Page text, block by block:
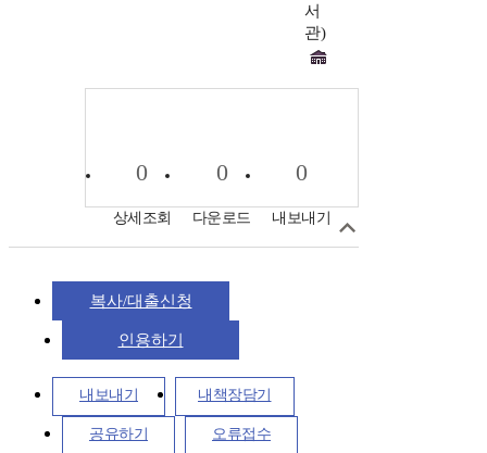
서
관)
0
상세조회
0
다운로드
0
내보내기
복사/대출신청
인용하기
내보내기 내책장담기
공유하기 오류접수